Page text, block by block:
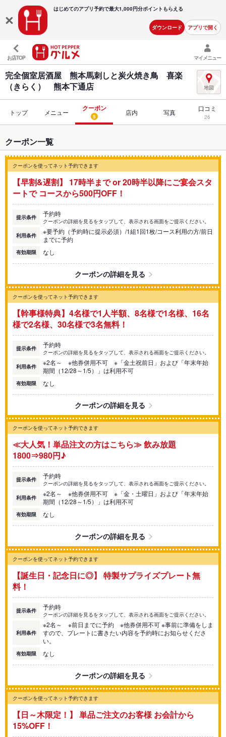
はじめてのアプリ予約で最大1,000円分ポイントもらえる
ダウンロード アプリで開く
お店TOP マイメニュー
完全個室居酒屋 熊本馬刺しと炭火焼き鳥 喜楽
（きらく） 熊本下通店
トップ メニュー クーポン
5 店内 写真 口コミ
26
クーポン一覧
クーポンを使ってネット予約できます
【早割&遅割】 17時半まで or 20時半以降にご宴会スタ
ートで コースから500円OFF！
提示条件 予約時
クーポンの詳細を見るをタップして、表示される画面をご提示ください。
利用条件
※要予約（予約時に提示必須）/1組1回1枚/コース利用の方/前日
までに予約
有効期限 なし
クーポンの詳細を見る
クーポンを使ってネット予約できます
【幹事様特典】4名様で1人半額、8名様で1名様、16名
様で2名様、30名様で3名無料！
提示条件 予約時
クーポンの詳細を見るをタップして、表示される画面をご提示ください。
利用条件
※2名～ ※他券併用不可 ※「金土祝前日」および「年末年始
期間（12/28～1/5）」は利用不可
有効期限 なし
クーポンの詳細を見る
クーポンを使ってネット予約できます
≪大人気！単品注文の方はこちら≫ 飲み放題
1800⇒980円♪
提示条件 予約時
クーポンの詳細を見るをタップして、表示される画面をご提示ください。
利用条件
※2名～ ※他券併用不可 ※「金・土曜日」および「年末年始
期間（12/28～1/5）」は利用不可
有効期限 なし
クーポンの詳細を見る
クーポンを使ってネット予約できます
【誕生日・記念日に◎】 特製サプライズプレート無
料！
提示条件 予約時
クーポンの詳細を見るをタップして、表示される画面をご提示ください。
利用条件
※2名～ ※前日までに予約 ※他券併用不可 ※事前に準備をしま
すので、プレートに書きたい内容を予約時にお知らせくださ
い。
有効期限 なし
クーポンの詳細を見る
クーポンを使ってネット予約できます
【日～木限定！】 単品ご注文のお客様 お会計から
15%OFF！